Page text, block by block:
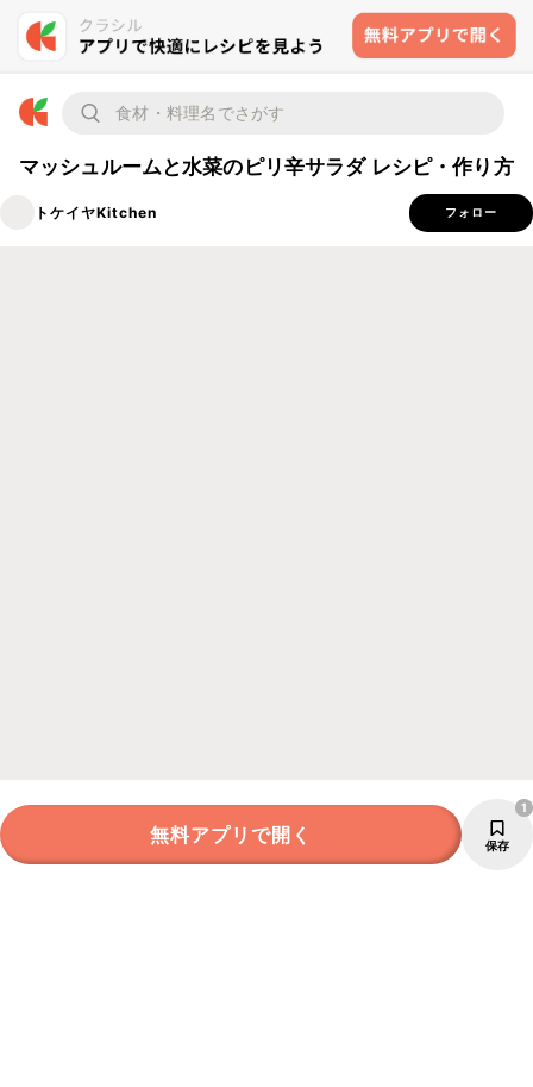
マッシュルームと水菜のピリ辛サラダ レシピ・作り方
トケイヤKitchen フォロー
無料アプリで開く 保存
1